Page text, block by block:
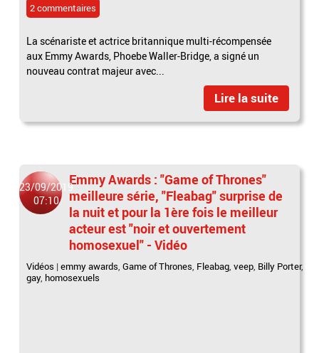
2 commentaires
La scénariste et actrice britannique multi-récompensée
aux Emmy Awards, Phoebe Waller-Bridge, a signé un
nouveau contrat majeur avec...
Lire la suite
23/09/2019
07:10
Emmy Awards : "Game of Thrones"
meilleure série, "Fleabag" surprise de
la nuit et pour la 1ère fois le meilleur
acteur est "noir et ouvertement
homosexuel" - Vidéo
Vidéos |emmy awards,Game of Thrones, Fleabag,veep, Billy Porter,
gay, homosexuels